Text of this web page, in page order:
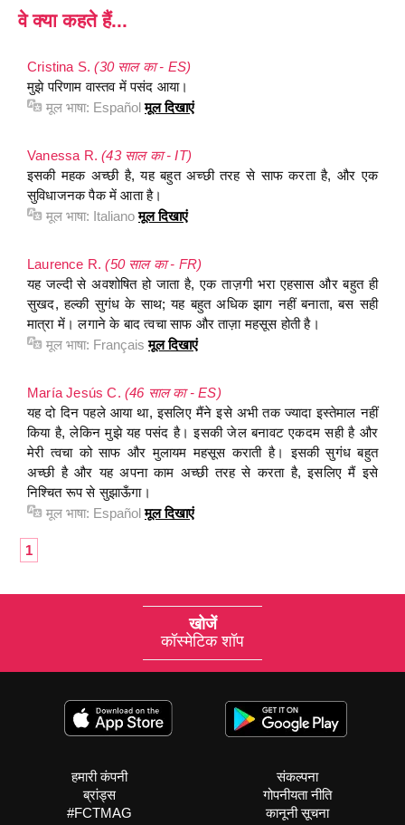
वे क्या कहते हैं...
Cristina S.(30 साल का - ES)
मुझे परिणाम वास्तव में पसंद आया।
मूल भाषा: Español मूल दिखाएं
Vanessa R.(43 साल का - IT)
इसकी महक अच्छी है, यह बहुत अच्छी तरह से साफ करता है, और एक
सुविधाजनक पैक में आता है।
मूल भाषा: Italiano मूल दिखाएं
Laurence R.(50 साल का - FR)
यह जल्दी से अवशोषित हो जाता है, एक ताज़गी भरा एहसास और बहुत ही
सुखद, हल्की सुगंध के साथ; यह बहुत अधिक झाग नहीं बनाता, बस सही
मात्रा में। लगाने के बाद त्वचा साफ और ताज़ा महसूस होती है।
मूल भाषा: Français मूल दिखाएं
María Jesús C. (46 साल का - ES)
यह दो दिन पहले आया था, इसलिए मैंने इसे अभी तक ज्यादा इस्तेमाल नहीं
किया है, लेकिन मुझे यह पसंद है। इसकी जेल बनावट एकदम सही है और
मेरी त्वचा को साफ और मुलायम महसूस कराती है। इसकी सुगंध बहुत
अच्छी है और यह अपना काम अच्छी तरह से करता है, इसलिए मैं इसे
निश्चित रूप से सुझाऊँगा।
मूल भाषा: Español मूल दिखाएं
1
खोजें
कॉस्मेटिक शॉप
हमारी कंपनी
ब्रांड्स
#FCTMAG
संकल्पना
गोपनीयता नीति
कानूनी सूचना